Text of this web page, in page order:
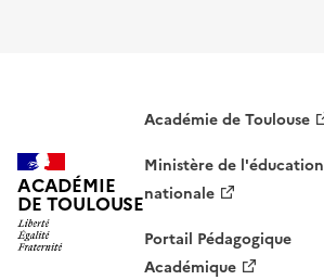
ACADÉMIE
DE TOULOUSE
Académie de Toulouse
Ministère de l'éducation
nationale
Portail Pédagogique
Académique